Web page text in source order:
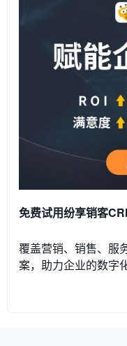
免费试用纷享销客
覆盖营销、销售、服
案，助力企业的数字